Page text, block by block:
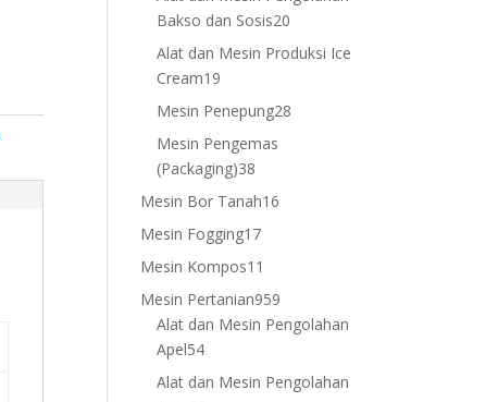
Bakso dan Sosis20
products
Alat dan Mesin Produksi Ice
Cream19
products
Mesin Penepung28
Mesin Pengemas
(Packaging)38
products
Mesin Bor Tanah16
Mesin Fogging1717
products
Mesin Kompos11
products
Mesin Pertanian959
products
Alat dan Mesin Pengolahan
Apel5454
products
Alat dan Mesin Pengolahan